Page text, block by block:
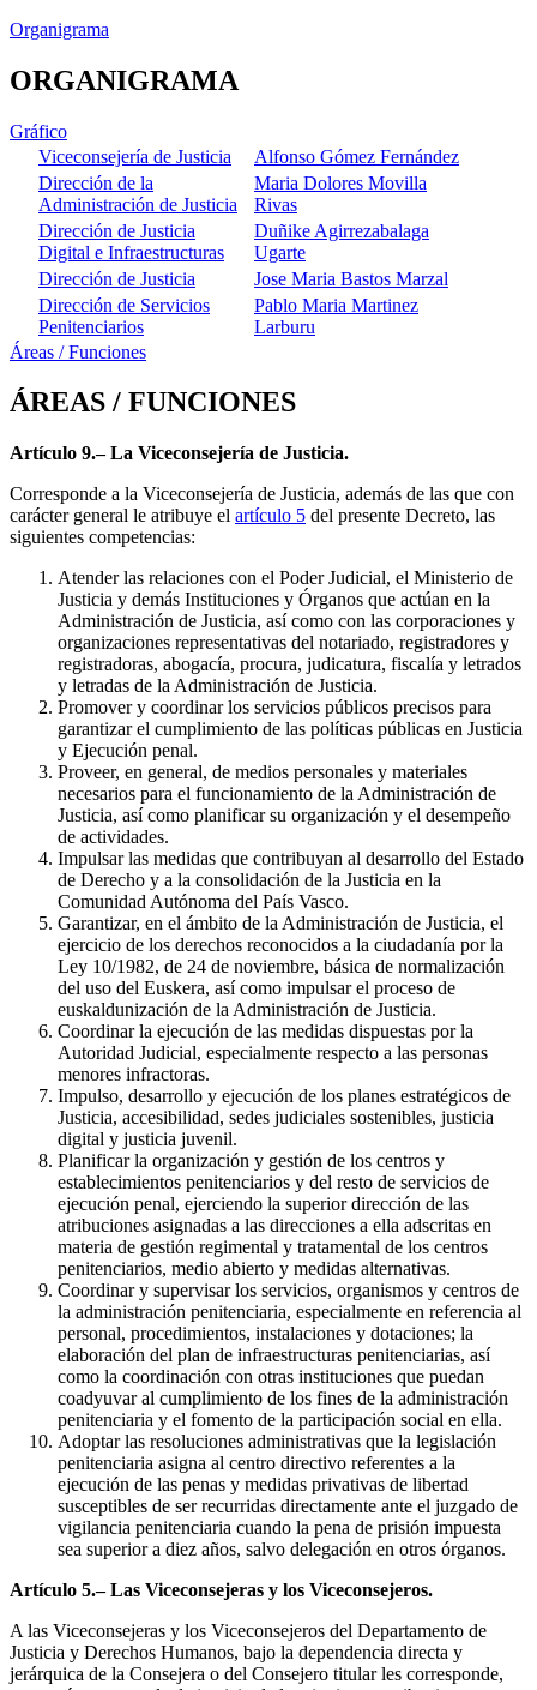
Organigrama
ORGANIGRAMA
Gráfico
Viceconsejería de Justicia
Alfonso Gómez Fernández
Dirección de la
Administración de Justicia
Maria Dolores Movilla
Rivas
Dirección de Justicia
Digital e Infraestructuras
Duñike Agirrezabalaga
Ugarte
Dirección de Justicia
Jose Maria Bastos Marzal
Dirección de Servicios
Penitenciarios
Pablo Maria Martinez
Larburu
Áreas / Funciones
ÁREAS / FUNCIONES
Artículo 9.– La Viceconsejería de Justicia.
Corresponde a la Viceconsejería de Justicia, además de las que con
carácter general le atribuye el artículo 5 del presente Decreto, las
siguientes competencias:
Atender las relaciones con el Poder Judicial, el Ministerio de
Justicia y demás Instituciones y Órganos que actúan en la
Administración de Justicia, así como con las corporaciones y
organizaciones representativas del notariado, registradores y
registradoras, abogacía, procura, judicatura, fiscalía y letrados
y letradas de la Administración de Justicia.
Promover y coordinar los servicios públicos precisos para
garantizar el cumplimiento de las políticas públicas en Justicia
y Ejecución penal.
Proveer, en general, de medios personales y materiales
necesarios para el funcionamiento de la Administración de
Justicia, así como planificar su organización y el desempeño
de actividades.
Impulsar las medidas que contribuyan al desarrollo del Estado
de Derecho y a la consolidación de la Justicia en la
Comunidad Autónoma del País Vasco.
Garantizar, en el ámbito de la Administración de Justicia, el
ejercicio de los derechos reconocidos a la ciudadanía por la
Ley 10/1982, de 24 de noviembre, básica de normalización
del uso del Euskera, así como impulsar el proceso de
euskaldunización de la Administración de Justicia.
Coordinar la ejecución de las medidas dispuestas por la
Autoridad Judicial, especialmente respecto a las personas
menores infractoras.
Impulso, desarrollo y ejecución de los planes estratégicos de
Justicia, accesibilidad, sedes judiciales sostenibles, justicia
digital y justicia juvenil.
Planificar la organización y gestión de los centros y
establecimientos penitenciarios y del resto de servicios de
ejecución penal, ejerciendo la superior dirección de las
atribuciones asignadas a las direcciones a ella adscritas en
materia de gestión regimental y tratamental de los centros
penitenciarios, medio abierto y medidas alternativas.
Coordinar y supervisar los servicios, organismos y centros de
la administración penitenciaria, especialmente en referencia al
personal, procedimientos, instalaciones y dotaciones; la
elaboración del plan de infraestructuras penitenciarias, así
como la coordinación con otras instituciones que puedan
coadyuvar al cumplimiento de los fines de la administración
penitenciaria y el fomento de la participación social en ella.
Adoptar las resoluciones administrativas que la legislación
penitenciaria asigna al centro directivo referentes a la
ejecución de las penas y medidas privativas de libertad
susceptibles de ser recurridas directamente ante el juzgado de
vigilancia penitenciaria cuando la pena de prisión impuesta
sea superior a diez años, salvo delegación en otros órganos.
Artículo 5.– Las Viceconsejeras y los Viceconsejeros.
A las Viceconsejeras y los Viceconsejeros del Departamento de
Justicia y Derechos Humanos, bajo la dependencia directa y
jerárquica de la Consejera o del Consejero titular les corresponde,